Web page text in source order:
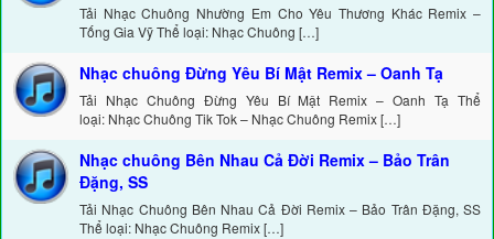
Tải Nhạc Chuông Nhường Em Cho Yêu Thương Khác Remix –
Tống Gia Vỹ Thể loại: Nhạc Chuông […]
Nhạc chuông Đừng Yêu Bí Mật Remix – Oanh Tạ
Tải Nhạc Chuông Đừng Yêu Bí Mật Remix – Oanh Tạ Thể
loại: Nhạc Chuông Tik Tok – Nhạc Chuông Remix […]
Nhạc chuông Bên Nhau Cả Đời Remix – Bảo Trân
Đặng, SS
Tải Nhạc Chuông Bên Nhau Cả Đời Remix – Bảo Trân Đặng, SS
Thể loại: Nhạc Chuông Remix […]